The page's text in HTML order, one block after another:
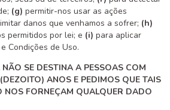
(g) permitir-nos usar as ações
danos que venhamos a sofrer; (h)
permitidos por lei; e (i) para aplicar
Condições de Uso.
SE DESTINA A PESSOAS COM
ANOS E PEDIMOS QUE TAIS
NOS FORNEÇAM QUALQUER DADO